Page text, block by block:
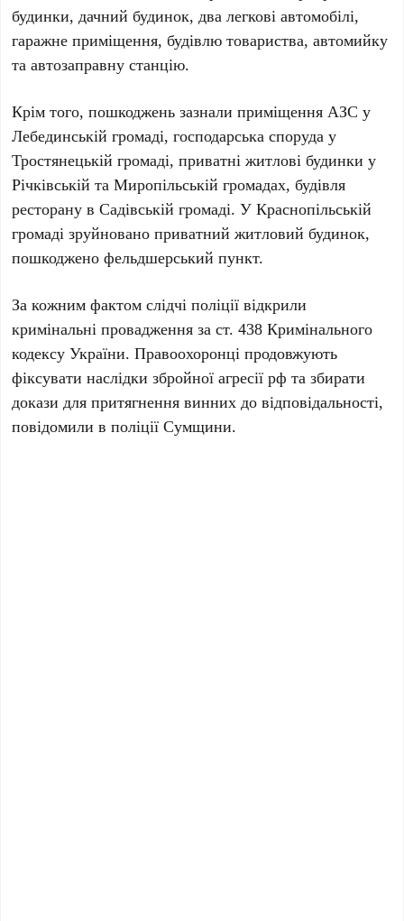
будинки, дачний будинок, два легкові автомобілі,
гаражне приміщення, будівлю товариства, автомийку
та автозаправну станцію.
Крім того, пошкоджень зазнали приміщення АЗС у
Лебединській громаді, господарська споруда у
Тростянецькій громаді, приватні житлові будинки у
Річківській та Миропільській громадах, будівля
ресторану в Садівській громаді. У Краснопільській
громаді зруйновано приватний житловий будинок,
пошкоджено фельдшерський пункт.
За кожним фактом слідчі поліції відкрили
кримінальні провадження за ст. 438 Кримінального
кодексу України. Правоохоронці продовжують
фіксувати наслідки збройної агресії рф та збирати
докази для притягнення винних до відповідальності,
повідомили в поліції Сумщини.